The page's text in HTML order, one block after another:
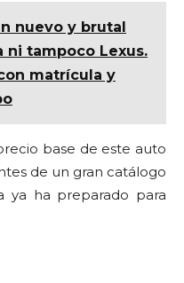
nuevo y brutal
ni tampoco Lexus.
matrícula y
base de este auto
de un gran catálogo
ya ha preparado para